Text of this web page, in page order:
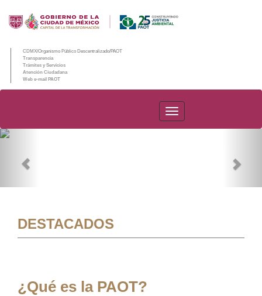
CDMX/Organismo Público Descentralizado/PAOT
Transparencia
Trámites y Servicios
Atención Ciudadana
Web e-mail PAOT
PAOT
DESTACADOS
¿Qué es la PAOT?